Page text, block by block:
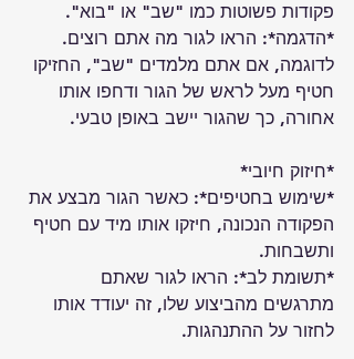
פקודות פשוטות כמו "שב" או "בוא".
*הדגמה*: הראו לגור מה אתם רוצים.
לדוגמה, אם אתם מלמדים "שב", החזיקו
חטיף מעל לראש של הגור ודחפו אותו
אחורה, כך שהגור יישב באופן טבעי.
*חיזוק חיובי*
*שימוש בחטיפים*: כאשר הגור מבצע את
הפקודה הנכונה, חיזקו אותו מיד עם חטיף
ותשבחות.
*תשומת לב*: הראו לגור שאתם
מתרגשים מהביצוע שלו, זה יעודד אותו
לחזור על ההתנהגות.